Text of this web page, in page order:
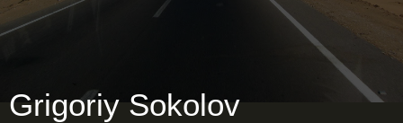
Grigoriy Sokolov